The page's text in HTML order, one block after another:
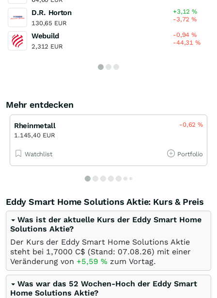
D.R. Horton
130,65 EUR
+3,12%
-3,72%
Webuild
2,312 EUR
-0,94%
-44,31%
Mehr entdecken
Rheinmetall
1.145,40 EUR
-0,62%
Watchlist Portfolio
Eddy Smart Home Solutions Aktie: Kurs & Preis
Was ist der aktuelle Kurs der Eddy Smart Home
Solutions Aktie?
Der Kurs der Eddy Smart Home Solutions Aktie
steht bei 1,7000 C$ (Stand: 07.08.26) mit einer
Veränderung von +5,59 % zum Vortag.
Was war das 52 Wochen-Hoch der Eddy Smart
Home Solutions Aktie?